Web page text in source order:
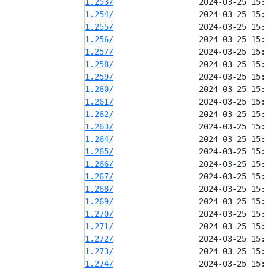
1.254/
1.255/
1.256/
1.257/
1.258/
1.259/
1.260/
1.261/
1.262/
1.263/
1.264/
1.265/
1.266/
1.267/
1.268/
1.269/
1.270/
1.271/
1.272/
1.273/
1.274/